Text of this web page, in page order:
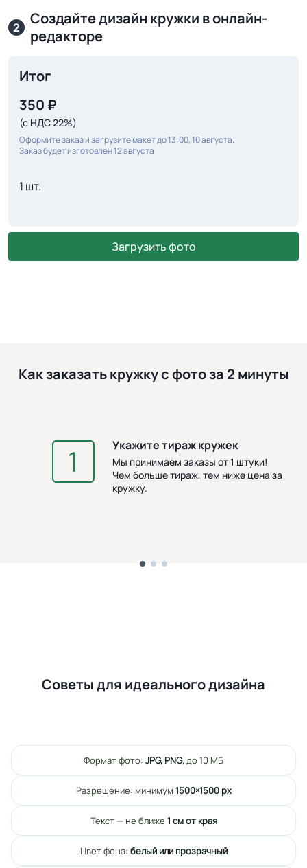
2
Создайте дизайн кружки в онлайн-
редакторе
Итог
350 ₽
(с НДС 22%)
Оформите заказ и загрузите макет до 13:00, 10 августа.
Заказ будет изготовлен 12 августа
1 шт.
Загрузить фото
Как заказать кружку с фото за 2 минуты
Укажите тираж кружек
Мы принимаем заказы от 1 штуки!
Чем больше тираж, тем ниже цена за
кружку.
Советы для идеального дизайна
Формат фото: JPG, PNG, до 10 МБ
Разрешение: минимум 1500×1500 px
Текст — не ближе 1 см от края
Цвет фона: белый или прозрачный